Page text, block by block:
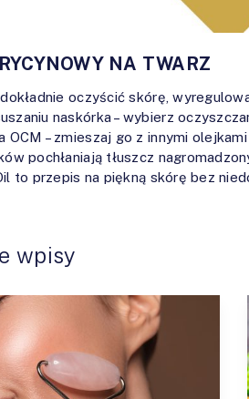
NA TWARZ
oczyścić skórę,
naskórka – wybierz
OCM – zmieszaj go z innymi
pochłaniają tłuszcz
to przepis na piękną skórę bez
wpisy